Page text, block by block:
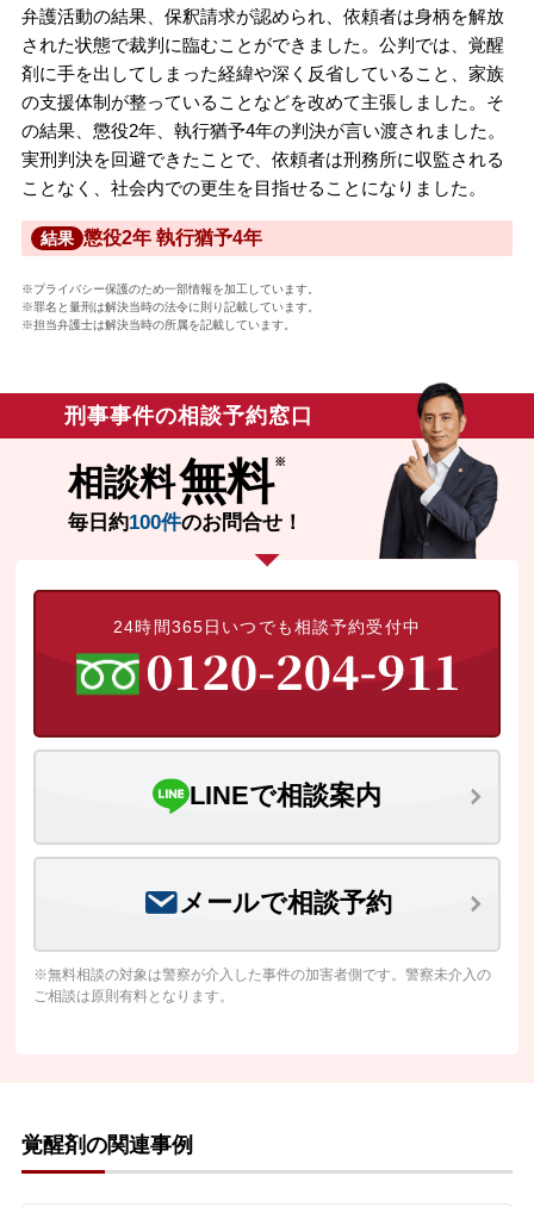
弁護活動の結果、保釈請求が認められ、依頼者は身柄を解放
された状態で裁判に臨むことができました。公判では、覚醒
剤に手を出してしまった経緯や深く反省していること、家族
の支援体制が整っていることなどを改めて主張しました。そ
の結果、懲役2年、執行猶予4年の判決が言い渡されました。
実刑判決を回避できたことで、依頼者は刑務所に収監される
ことなく、社会内での更生を目指せることになりました。
結果 懲役2年 執行猶予4年
※プライバシー保護のため一部情報を加工しています。
※罪名と量刑は解決当時の法令に則り記載しています。
※担当弁護士は解決当時の所属を記載しています。
刑事事件の相談予約窓口
相談料無料
毎日約100件のお問合せ！
24時間365日いつでも相談予約受付中
LINEで相談案内
メールで相談予約
※無料相談の対象は警察が介入した事件の加害者側です。警察未介入の
ご相談は原則有料となります。
覚醒剤の関連事例